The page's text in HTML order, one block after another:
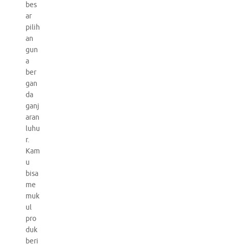
bes
ar
pilih
an
gun
a
ber
gan
da
ganj
aran
luhu
r.
Kam
u
bisa
me
muk
ul
pro
duk
beri